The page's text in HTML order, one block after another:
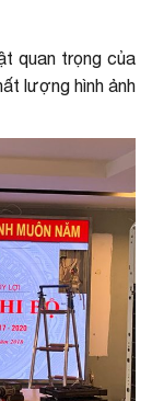
quan trọng của
lượng hình ảnh